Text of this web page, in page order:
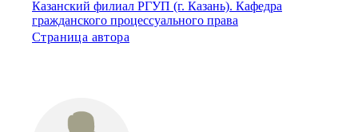
Казанский филиал РГУП (г. Казань). Кафедра
гражданского процессуального права
Страница автора